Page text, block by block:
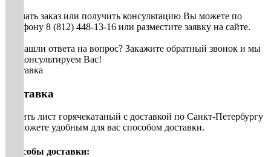
Сделать заказ или получить консультацию Вы можете по
телефону 8 (812) 448-13-16 или разместите заявку на сайте.
Не нашли ответа на вопрос? Закажите обратный звонок и мы
проконсультируем Вас!
Доставка
Доставка
Купить лист горячекатаный с доставкой по Санкт-Петербургу
вы можете удобным для вас способом доставки.
Способы доставки: